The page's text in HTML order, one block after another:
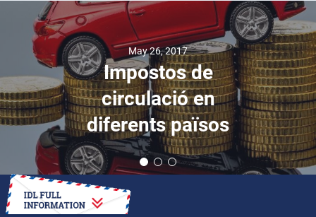
May 26, 2017
Impostos de
circulació en
diferents països
HOW TO